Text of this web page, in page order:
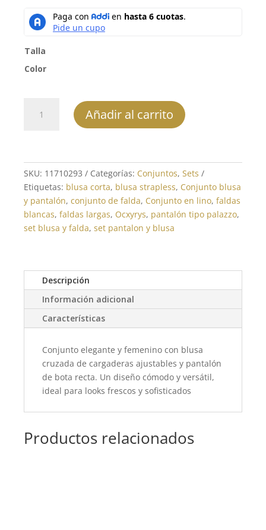
Talla
Color
Pantalón
Añadir al carrito
SKU: 11710293 Categorías: Conjuntos, Sets
Etiquetas: blusa corta, blusa strapless, Conjunto blusa
y pantalón, conjunto de falda, Conjunto en lino, faldas
blancas, faldas largas, Ocxyrys, pantalón tipo palazzo,
set blusa y falda, set pantalon y blusa
Descripción
Información adicional
Características
Conjunto elegante y femenino con blusa
cruzada de cargaderas ajustables y pantalón
de bota recta. Un diseño cómodo y versátil,
ideal para looks frescos y sofisticados
Productos relacionados